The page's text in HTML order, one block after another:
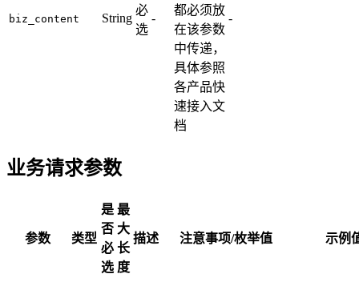
biz_content String
必
选
-
都必须放
在该参数
中传递，
具体参照
各产品快
速接入文
档
-
业务请求参数
参数 类型
是
否
必
选
最
大
长
度
描述 注意事项/枚举值 示例